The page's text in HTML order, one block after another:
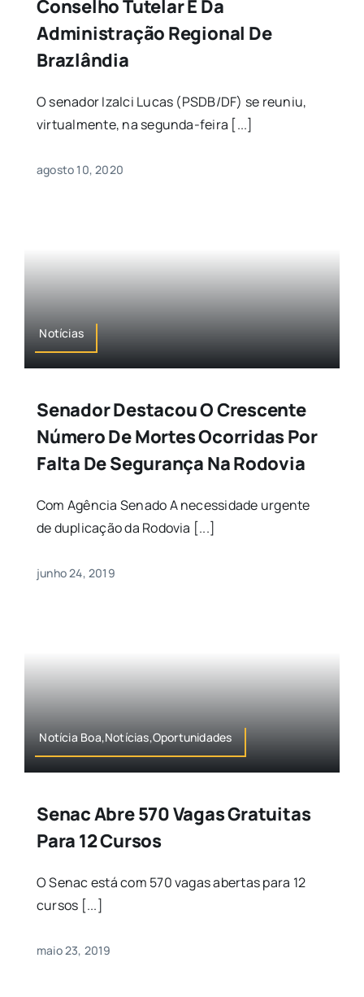
Conselho Tutelar E Da
Administração Regional De
Brazlândia
O senador Izalci Lucas (PSDB/DF) se reuniu,
virtualmente, na segunda-feira [...]
agosto 10, 2020
Notícias
Senador Destacou O Crescente
Número De Mortes Ocorridas Por
Falta De Segurança Na Rodovia
Com Agência Senado A necessidade urgente
de duplicação da Rodovia [...]
junho 24, 2019
Notícia Boa,Notícias,Oportunidades
Senac Abre 570 Vagas Gratuitas
Para 12 Cursos
O Senac está com 570 vagas abertas para 12
cursos [...]
maio 23, 2019